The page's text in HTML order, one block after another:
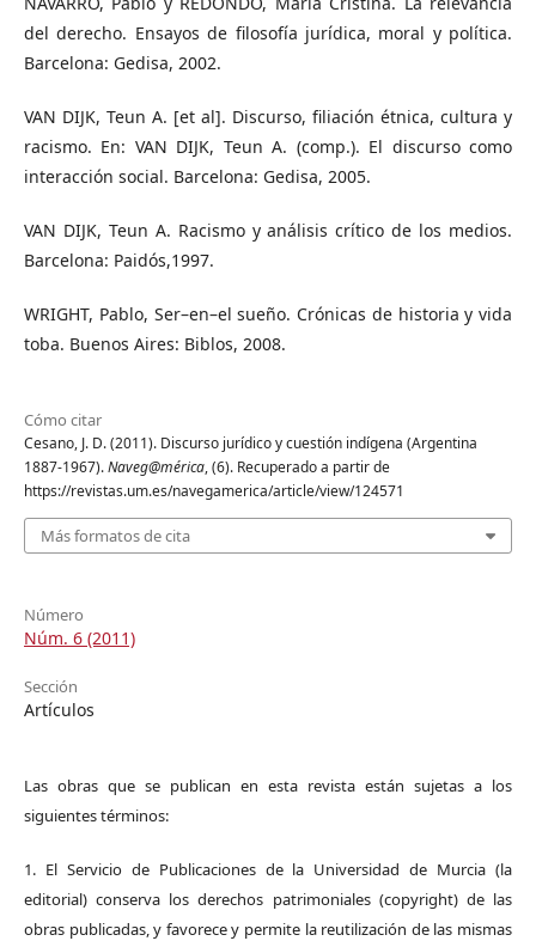
del derecho. Ensayos de filosofía jurídica, moral y política.
Barcelona: Gedisa, 2002.
VAN DIJK, Teun A. [et al]. Discurso, filiación étnica, cultura y
racismo. En: VAN DIJK, Teun A. (comp.). El discurso como
interacción social. Barcelona: Gedisa, 2005.
VAN DIJK, Teun A. Racismo y análisis crítico de los medios.
Barcelona: Paidós,1997.
WRIGHT, Pablo, Ser–en–el sueño. Crónicas de historia y vida
toba. Buenos Aires: Biblos, 2008.
Cómo citar
Cesano, J. D. (2011). Discurso jurídico y cuestión indígena (Argentina
1887-1967).Naveg@mérica, (6). Recuperado a partir de
https://revistas.um.es/navegamerica/article/view/124571
Más formatos de cita
Número
Núm. 6 (2011)
Sección
Artículos
Las obras que se publican en esta revista están sujetas a los
siguientes términos:
1. El Servicio de Publicaciones de la Universidad de Murcia (la
editorial) conserva los derechos patrimoniales (copyright) de las
obras publicadas, y favorece y permite la reutilización de las mismas